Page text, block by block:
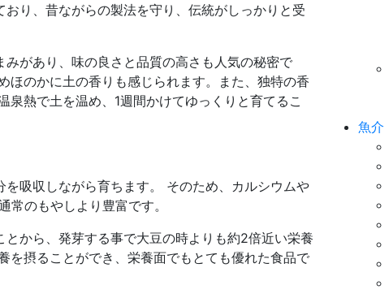
り、昔ながらの製法を守り、伝統がしっかりと受
があり、味の良さと品質の高さも人気の秘密で
ほのかに土の香りも感じられます。また、独特の香
熱で土を温め、1週間かけてゆっくりと育てるこ
吸収しながら育ちます。 そのため、カルシウムや
のもやしより豊富です。
から、発芽する事で大豆の時よりも約2倍近い栄養
を摂ることができ、栄養面でもとても優れた食品で
魚介